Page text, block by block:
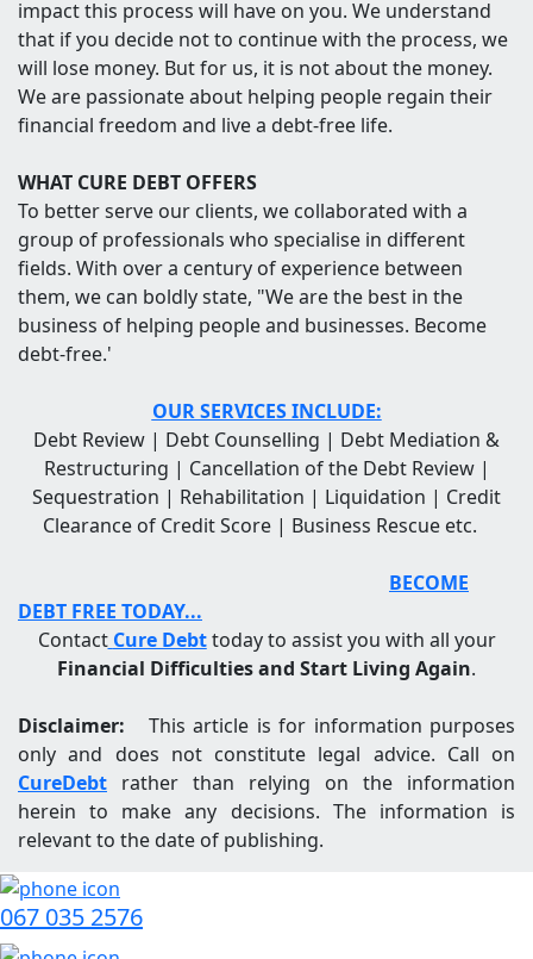
impact this process will have on you. We understand
that if you decide not to continue with the process, we
will lose money. But for us, it is not about the money.
We are passionate about helping people regain their
financial freedom and live a debt-free life.
WHAT CURE DEBT OFFERS
To better serve our clients, we collaborated with a
group of professionals who specialise in different
fields. With over a century of experience between
them, we can boldly state, "We are the best in the
business of helping people and businesses. Become
debt-free.'
OUR SERVICES INCLUDE:
Debt Review | Debt Counselling | Debt Mediation &
Restructuring | Cancellation of the Debt Review |
Sequestration | Rehabilitation | Liquidation | Credit
Clearance of Credit Score | Business Rescue etc.
BECOME
DEBT FREE TODAY...
Contact Cure Debttoday to assist you with all your
Financial Difficultiesand Start Living Again.
Disclaimer:
This article is for information purposes
only and does not constitute legal advice. Call on
CureDebt rather than relying on the information
herein to make any decisions. The information is
relevant to the date of publishing.
067 035 2576